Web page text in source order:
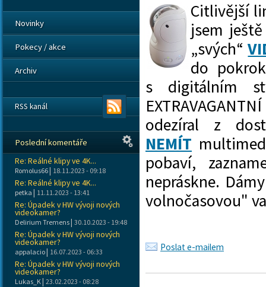
Citlivější
jsem
„svých“
do
s digitálním
odezíral z
NEMÍT
pobaví,
nepráskne.
volnočasovou"
Poslat e-mailem
Novinky
Pokecy / akce
Archiv
RSS kanál
Poslední komentáře
Re: Reálné klipy ve 4K...
Romolus66| 18.11.2023 - 09:18
Re: Reálné klipy ve 4K...
petka | 11.11.2023 - 13:41
Re: Úpadek v HW vývoji nových
videokamer?
Delirium Tremens| 30.10.2023 - 19:48
Re: Úpadek v HW vývoji nových
videokamer?
appalacio| 16.07.2023 - 06:33
Re: Úpadek v HW vývoji nových
videokamer?
Lukas_K | 23.02.2023 - 08:28